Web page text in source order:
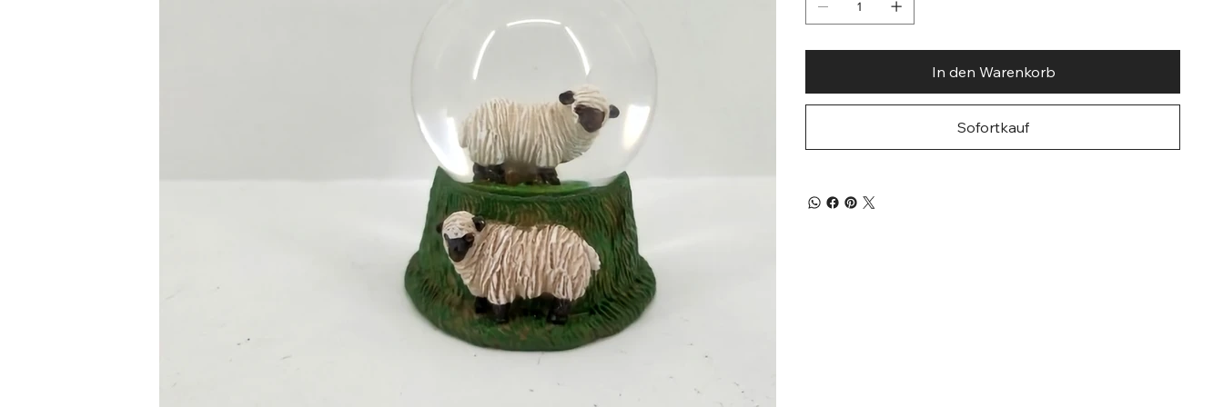
In den Warenkorb
Sofortkauf